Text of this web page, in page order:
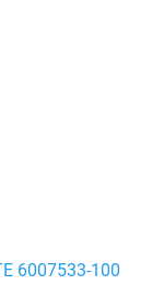
6007533-100